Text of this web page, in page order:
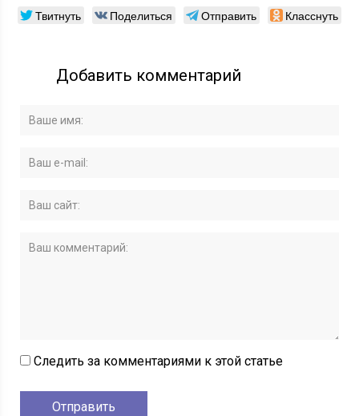
Твитнуть Поделиться Отправить Класснуть
Добавить комментарий
Следить за комментариями к этой статье